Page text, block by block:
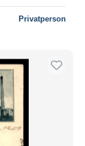
Privatperson